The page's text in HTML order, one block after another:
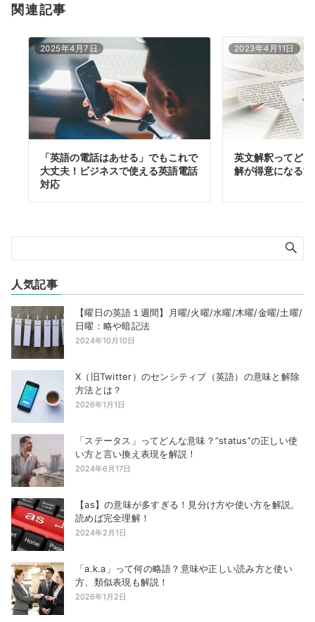
関連記事
2025年4月7日
「英語の電話はあせる」でもこれで
大丈夫！ビジネスで使える英語電話
対応
2023年4月11日
英文解釈ってど
解が得意になる
人気記事
【曜日の英語１週間】月曜/火曜/水曜/木曜/金曜/土曜/
日曜：略や暗記法
2024年10月10日
X（旧Twitter）のセンシティブ（英語）の意味と解除
方法とは？
2026年1月1日
「ステータス」ってどんな意味？”status”の正しい使
い方と言い換え表現を解説！
2024年6月17日
【as】の意味が多すぎる！見分け方や使い方を解説。
読めば完全理解！
2024年2月1日
「a.k.a」って何の略語？意味や正しい読み方と使い
方、類似表現も解説！
2026年1月2日